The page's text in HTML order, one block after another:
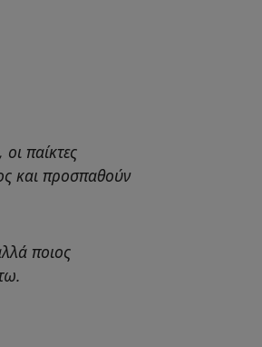
παίκτες
και προσπαθούν
ποιος